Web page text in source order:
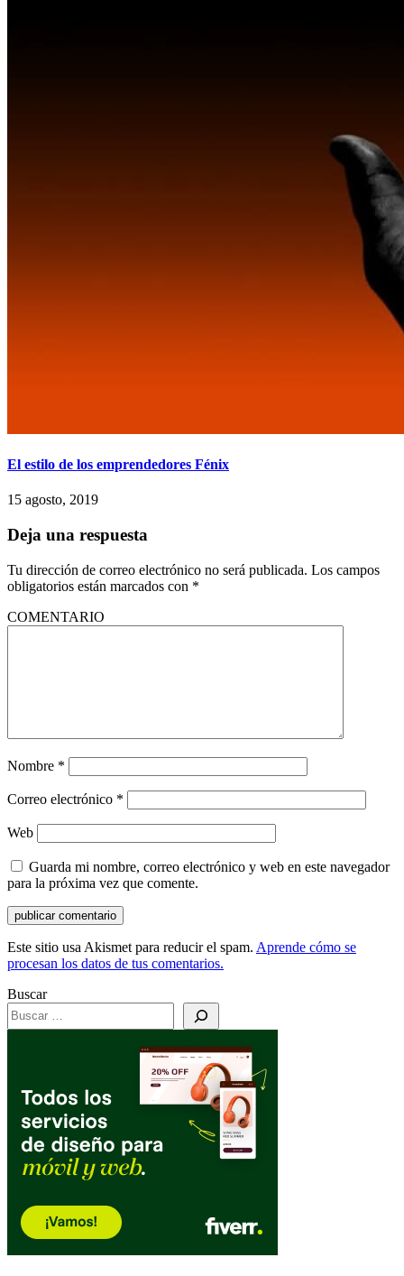
El estilo de los emprendedores Fénix
15 agosto, 2019
Deja una respuesta
Tu dirección de correo electrónico no será publicada. Los campos
obligatorios están marcados con *
COMENTARIO
Nombre *
Correo electrónico *
Web
Guarda mi nombre, correo electrónico y web en este navegador
para la próxima vez que comente.
Este sitio usa Akismet para reducir el spam. Aprende cómo se
procesan los datos de tus comentarios.
Buscar